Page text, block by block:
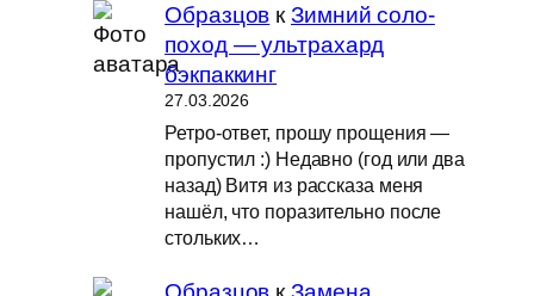
Образцов кЗимний соло-
поход — ультрахард
бэкпаккинг
27.03.2026
Ретро-ответ, прошу прощения —
пропустил :) Недавно (год или два
назад) Витя из рассказа меня
нашёл, что поразительно после
стольких…